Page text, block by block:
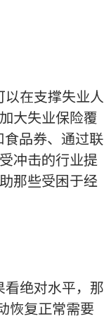
在支撑失业人
大失业保险覆
品券、通过联
冲击的行业提
那些受困于经
绝对水平，那
恢复正常需要